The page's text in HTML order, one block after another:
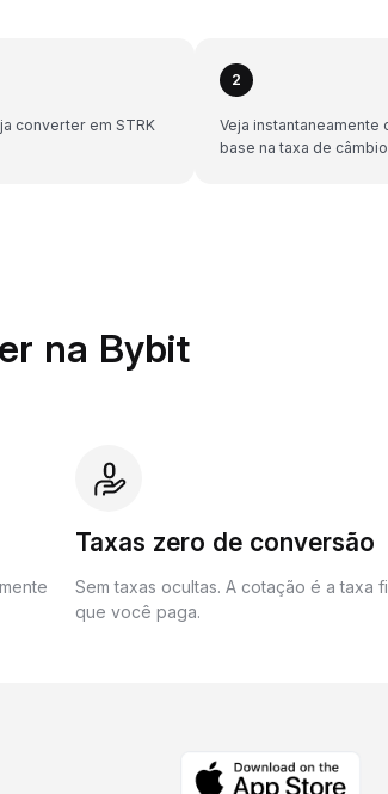
converter em STRK
2
Veja instantaneamente
base na taxa de
na Bybit
Taxas zero de conversão
Sem taxas ocultas. A cotação é a taxa
que você paga.